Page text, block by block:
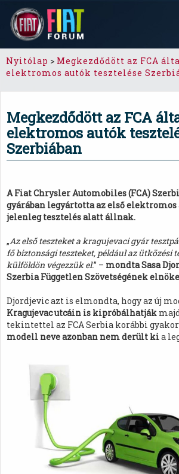
Nyitólap > Megkezdődött az FCA
elektromos autók tesztelése
Megkezdődött az FCA
elektromos autók
Szerbiában
A Fiat Chrysler Automobiles (FCA)
gyárában legyártotta az első
jelenleg tesztelés alatt állnak.
„Az első teszteket a kragujevaci gyár
fő biztonsági teszteket, például az ütközési
külföldön végezzük el.” – mondta Sasa
Szerbia Független Szövetségének elnöke
Djordjevic azt is elmondta, hogy az új
Kragujevac utcáin is kipróbálhatják
tekintettel az FCA Serbia korábbi
modell neve azonban nem derült kia